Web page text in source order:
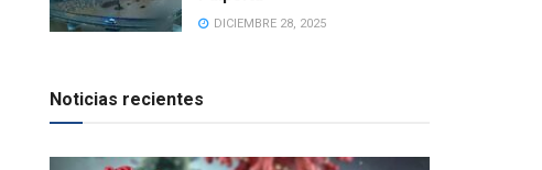
DICIEMBRE 28, 2025
Noticias recientes